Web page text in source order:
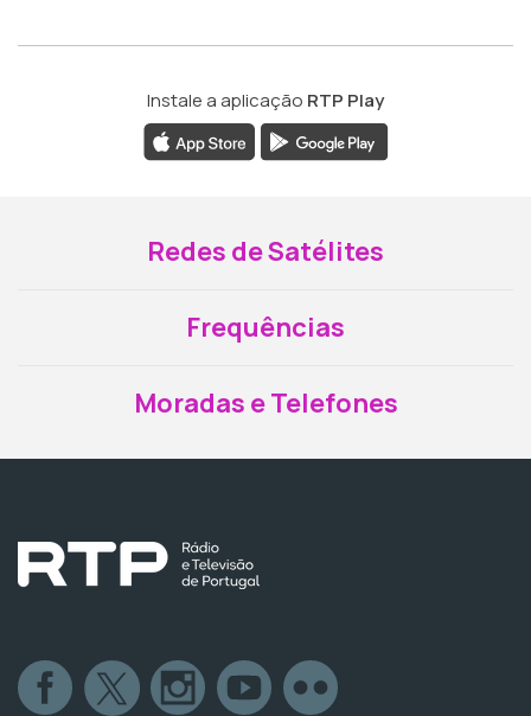
Instale a aplicação RTP Play
Redes de Satélites
Frequências
Moradas e Telefones